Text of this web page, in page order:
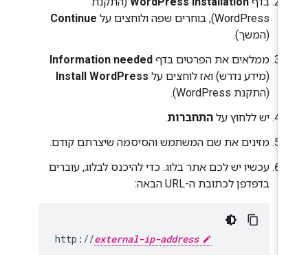
WordPress), בוחרים שפה ולוחצים על
Continue
(המשך).
ממלאים את הפרטים בדףInformation needed
(מידע נדרש) ואז לוחצים עלInstall WordPress
(התקנת WordPress).
יש ללחוץ עלהתחברות.
מזינים את שם המשתמש והסיסמה שיצרתם קודם.
עכשיו יש לכם אתר בלוג. כדי להיכנס לבלוג, עוברים
בדפדפן לכתובת ה-URL הבאה:
http://external-ip-address